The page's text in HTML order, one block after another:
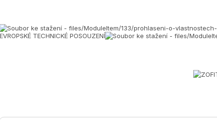
EVROPSKÉ TECHNICKÉ POSOUZENÍ